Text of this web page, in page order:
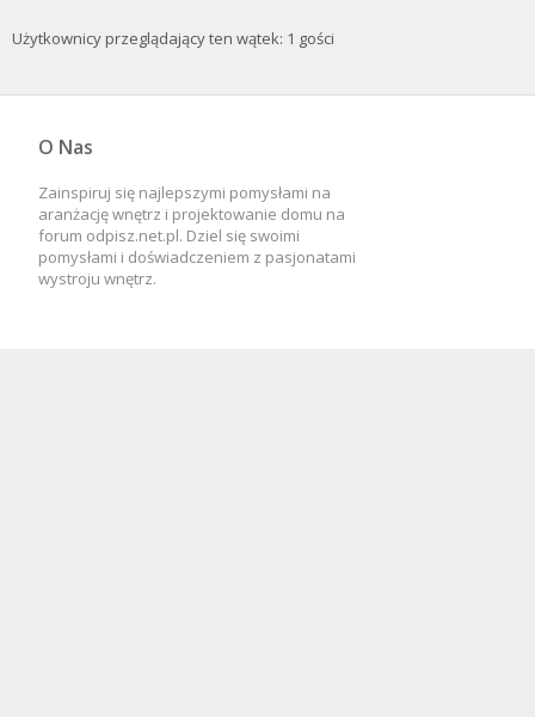
Użytkownicy przeglądający ten wątek: 1 gości
O Nas
Zainspiruj się najlepszymi pomysłami na
aranżację wnętrz i projektowanie domu na
forum odpisz.net.pl. Dziel się swoimi
pomysłami i doświadczeniem z pasjonatami
wystroju wnętrz.